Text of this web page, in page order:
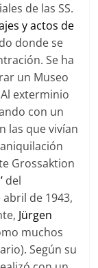
de las SS.
y actos de
donde se
Se ha
un Museo
exterminio
con un
las que vivían
Grossaktion
del
de 1943,
Jürgen
muchos
Según su